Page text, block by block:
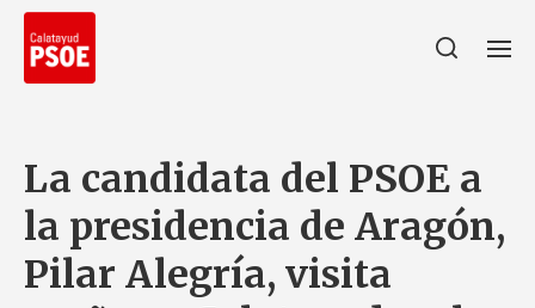
La candidata del PSOE a
la presidencia de Aragón,
Pilar Alegría, visita